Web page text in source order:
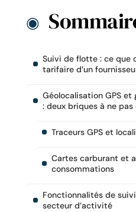
Suivi de flotte : ce que
tarifaire d’un
Géolocalisation GPS
: deux briques à ne
Traceurs GPS et
Cartes carburant et
consommations
Fonctionnalités de
secteur d’activité